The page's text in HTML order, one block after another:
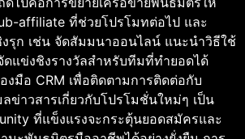
affiliate ที่ช่วยโปรโมทต่อไป และ
งรุก เช่น จัดสัมมนาออนไลน์ แนะนำวิธีใช้
ดแข่งชิงรางวัลสำหรับทีมที่ทำยอดได้
งมือ CRM เพื่อติดตามการติดต่อกับ
ข่าวสารเกี่ยวกับโปรโมชั่นใหม่ๆ เป็น
ที่แข็งแรงจะกระตุ้นยอดสมัครและ